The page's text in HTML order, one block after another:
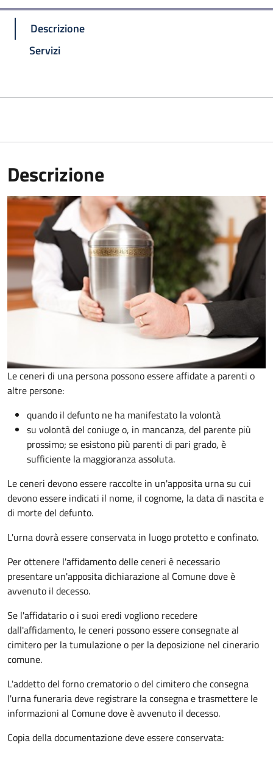
Descrizione
Servizi
Descrizione
Le ceneri di una persona possono essere affidate a parenti o
altre persone:
quando il defunto ne ha manifestato la volontà
su volontà del coniuge o, in mancanza, del parente più
prossimo; se esistono più parenti di pari grado, è
sufficiente la maggioranza assoluta.
Le ceneri devono essere raccolte in un'apposita urna su cui
devono essere indicati il nome, il cognome, la data di nascita e
di morte del defunto.
L'urna dovrà essere conservata in luogo protetto e confinato.
Per ottenere l'affidamento delle ceneri è necessario
presentare un'apposita dichiarazione al Comune dove è
avvenuto il decesso.
Se l'affidatario o i suoi eredi vogliono recedere
dall'affidamento, le ceneri possono essere consegnate al
cimitero per la tumulazione o per la deposizione nel cinerario
comune.
L'addetto del forno crematorio o del cimitero che consegna
l'urna funeraria deve registrare la consegna e trasmettere le
informazioni al Comune dove è avvenuto il decesso.
Copia della documentazione deve essere conservata: